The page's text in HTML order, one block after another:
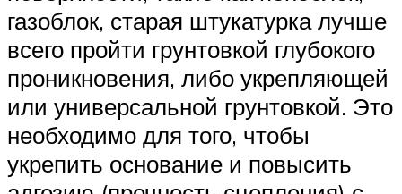
газоблок, старая штукатурка лучше
всего пройти грунтовкой глубокого
проникновения, либо укрепляющей
или универсальной грунтовкой. Это
необходимо для того, чтобы
укрепить основание и повысить